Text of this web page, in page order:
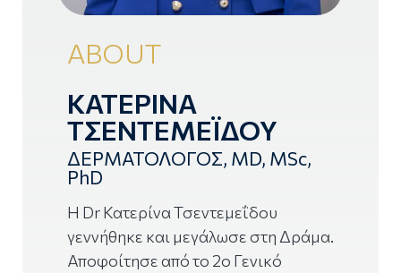
ABOUT
ΚΑΤΕΡIΝΑ
ΤΣΕΝΤΕΜΕÏΔΟΥ
ΔΕΡΜΑΤΟΛΟΓΟΣ, MD, MSc,
PhD
Η Dr Κατερίνα Τσεντεμεΐδου
γεννήθηκε και μεγάλωσε στη Δράμα.
Αποφοίτησε από το 2ο Γενικό